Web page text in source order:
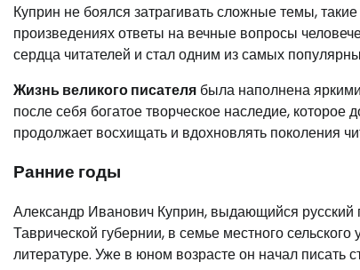
Куприн не боялся затрагивать сложные темы,
произведениях ответы на вечные вопросы
сердца читателей и стал одним из самых
Жизнь великого писателя была наполнена
после себя богатое творческое наследие,
продолжает восхищать и вдохновлять поколения
Ранние годы
Александр Иванович Куприн, выдающийся русский
Таврической губернии, в семье местного
литературе. Уже в юном возрасте он начал писать